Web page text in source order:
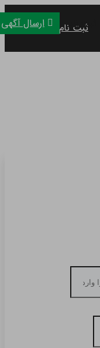
ثبت نام ارسال آگهی ثبت نام